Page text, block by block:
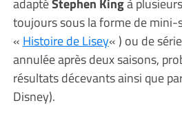
toujours sous la forme de mini-
« Histoire de Lisey« ) ou de
annulée après deux saisons,
résultats décevants ainsi que
Disney).